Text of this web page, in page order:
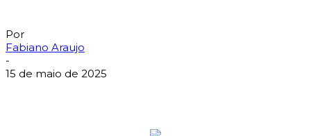
Por
Fabiano Araujo
-
15 de maio de 2025